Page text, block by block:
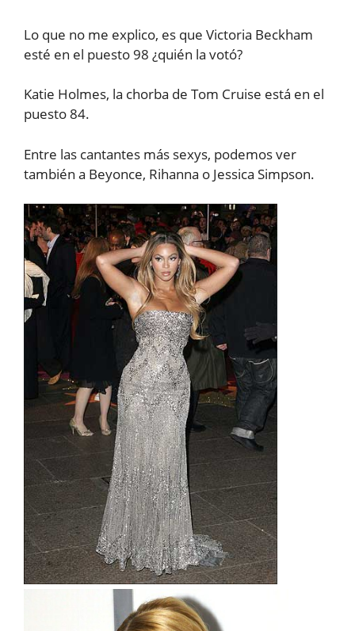
Lo que no me explico, es que Victoria Beckham
esté en el puesto 98 ¿quién la votó?
Katie Holmes, la chorba de Tom Cruise está en el
puesto 84.
Entre las cantantes más sexys, podemos ver
también a Beyonce, Rihanna o Jessica Simpson.